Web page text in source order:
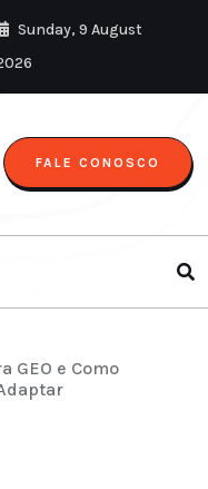
Sunday, 9 August
FALE CONOSCO
GEO e Como